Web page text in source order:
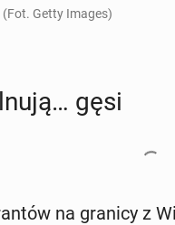
Getty Images)
gęsi
na granicy z